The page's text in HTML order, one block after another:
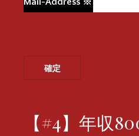
【#4】年収